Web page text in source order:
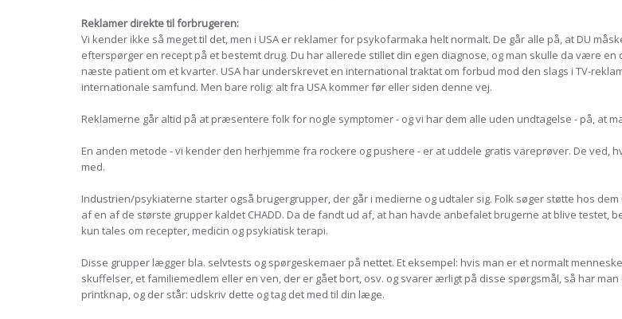
Reklamer direkte til forbrugeren:
Vi kender ikke så meget til det, men i USA er reklamer for psykofarmaka helt normalt. De går alle på, at DU
efterspørger en recept på et bestemt drug. Du har allerede stillet din egen diagnose, og man skulle da være
næste patient om et kvarter. USA har underskrevet en international traktat om forbud mod den slags i TV-
internationale samfund. Men bare rolig: alt fra USA kommer før eller siden denne vej.
Reklamerne går altid på at præsentere folk for nogle symptomer - og vi har dem alle uden undtagelse - på, at
En anden metode - vi kender den herhjemme fra rockere og pushere - er at uddele gratis vareprøver. De
med.
Industrien/psykiaterne starter også brugergrupper, der går i medierne og udtaler sig. Folk søger støtte hos
af en af de største grupper kaldet CHADD. Da de fandt ud af, at han havde anbefalet brugerne at blive testet,
kun tales om recepter, medicin og psykiatisk terapi.
Disse grupper lægger bla. selvtests og spørgeskemaer på nettet. Et eksempel: hvis man er et normalt
skuffelser, et familiemedlem eller en ven, der er gået bort, osv. og svarer ærligt på disse spørgsmål, så har
printknap, og der står: udskriv dette og tag det med til din læge.